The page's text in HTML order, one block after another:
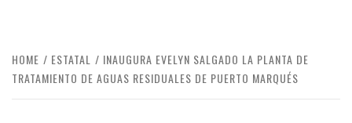
HOME ESTATAL
INAUGURA EVELYN SALGADO LA PLANTA DE
TRATAMIENTO DE AGUAS RESIDUALES DE PUERTO MARQUÉS